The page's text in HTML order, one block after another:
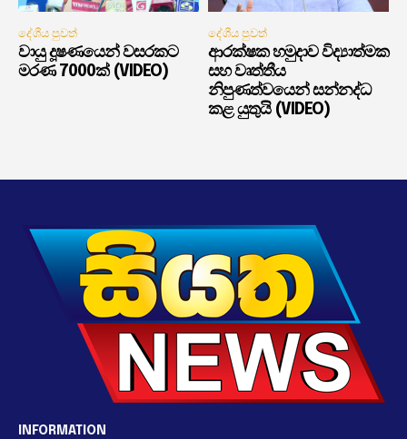
දේශීය පුවත්
වායු දූෂණයෙන් වසරකට
මරණ 7000ක් (VIDEO)
දේශීය පුවත්
ආරක්ෂක හමුදාව විද්‍යාත්මක
සහ වෘත්තීය
නිපුණත්වයෙන් සන්නද්ධ
කළ යුතුයි (VIDEO)
INFORMATION